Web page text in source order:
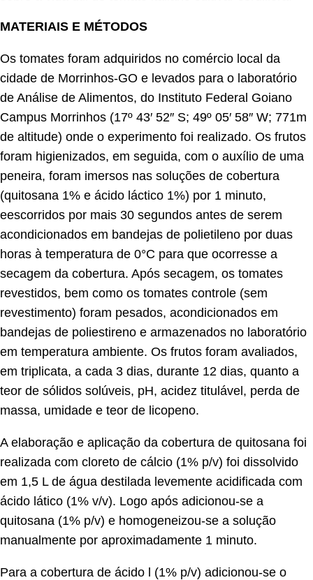
MATERIAIS E MÉTODOS
Os tomates foram adquiridos no comércio local da
cidade de Morrinhos-GO e levados para o laboratório
de Análise de Alimentos, do Instituto Federal Goiano
Campus Morrinhos (17º 43′ 52″ S; 49º 05′ 58″ W; 771m
de altitude) onde o experimento foi realizado. Os frutos
foram higienizados, em seguida, com o auxílio de uma
peneira, foram imersos nas soluções de cobertura
(quitosana 1% e ácido láctico 1%) por 1 minuto,
eescorridos por mais 30 segundos antes de serem
acondicionados em bandejas de polietileno por duas
horas à temperatura de 0°C para que ocorresse a
secagem da cobertura. Após secagem, os tomates
revestidos, bem como os tomates controle (sem
revestimento) foram pesados, acondicionados em
bandejas de poliestireno e armazenados no laboratório
em temperatura ambiente. Os frutos foram avaliados,
em triplicata, a cada 3 dias, durante 12 dias, quanto a
teor de sólidos solúveis, pH, acidez titulável, perda de
massa, umidade e teor de licopeno.
A elaboração e aplicação da cobertura de quitosana foi
realizada com cloreto de cálcio (1% p/v) foi dissolvido
em 1,5 L de água destilada levemente acidificada com
ácido lático (1% v/v). Logo após adicionou-se a
quitosana (1% p/v) e homogeneizou-se a solução
manualmente por aproximadamente 1 minuto.
Para a cobertura de ácido l (1% p/v) adicionou-se o